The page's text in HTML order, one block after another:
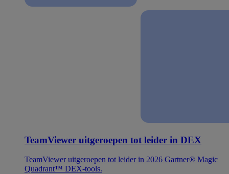
TeamViewer uitgeroepen tot leider in DEX
TeamViewer uitgeroepen tot leider in 2026 Gartner® Magic
Quadrant™ DEX-tools.